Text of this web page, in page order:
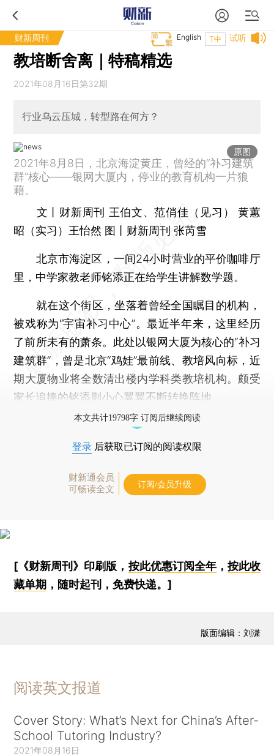
财新周刊 试听
T中
English
教培断舍离｜特稿精选
2021年08月16日第32期
行业乌云压城，转型路在何方？
原图
2021年8月8日，北京海淀黄庄，曾经的“补习建筑
群”核心——银网大厦内，停业的教育机构一片狼
藉。
文丨财新周刊 王伯文、范俏佳（见习） 黄蕙
昭（实习）王怡然 图丨财新周刊 张芮雪
北京市海淀区，一间24小时营业的平价咖啡厅
里，中学家教老师铭添正在给学生讲解数学题。
就在这个街区，坐落着曾经全国瞩目的机构，
被戏称为“宇宙补习中心”。最近半年来，这里经历
了前所未有的萧条。此处以银网大厦为核心的“补习
建筑群”，曾是北京“鸡娃”最前线、教培风向标，近
期大厦物业将全数清出楼内学科类教培机构。颇受
家长追捧的铭添则小心翼翼不断转换阵地。
本文共计19798字 订阅后继续阅读
登录 后获取已订阅的阅读权限
财新通会员
可畅读全文
订阅/会员升级
[《财新周刊》印刷版， 按此优惠订阅全年， 按此收
藏单期 ，随时起刊，免费快递。]
版面编辑：刘潇
阅读英文报道
Cover Story: What’s Next for China’s After-
School Tutoring Industry?
2021年08月16日